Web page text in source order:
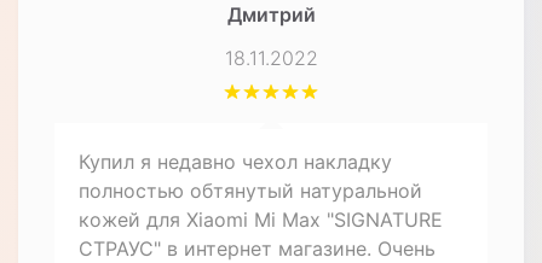
Дмитрий
18.11.2022
Купил я недавно чехол накладку
полностью обтянутый натуральной
кожей для Xiaomi Mi Max "SIGNATURE
СТРАУС" в интернет магазине. Очень